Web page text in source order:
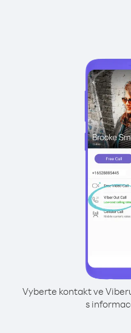
Vyberte kontakt ve
s